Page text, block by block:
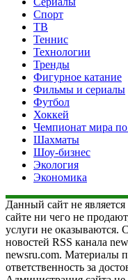
Спорт
ТВ
Теннис
Технологии
Тренды
Фигурное катание
Фильмы и сериалы
Футбол
Хоккей
Чемпионат мира
Шахматы
Шоу-бизнес
Экология
Экономика
Данный сайт не
сайте ни чего не
услуги не оказываются.
новостей RSS канала
newsru.com. Материалы
ответственность за